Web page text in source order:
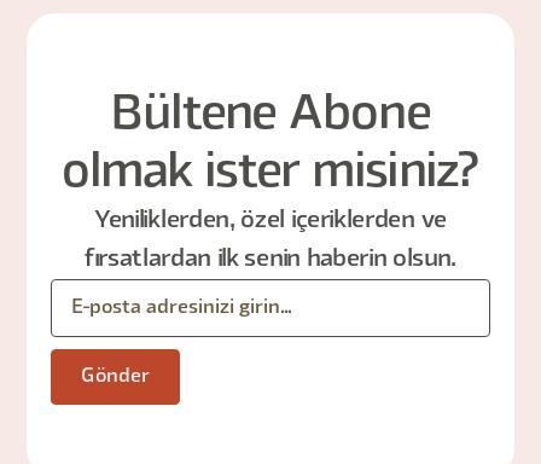
Bültene Abone
olmak ister misiniz?
Yeniliklerden, özel içeriklerden ve
fırsatlardan ilk senin haberin olsun.